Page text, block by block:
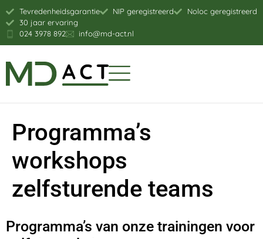
Tevredenheidsgarantie NIP geregistreerd
Noloc geregistreerd
30 jaar ervaring
024 3978 892
info@md-act.nl
Programma’s
workshops
zelfsturende teams
Programma’s van onze trainingen voor